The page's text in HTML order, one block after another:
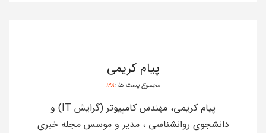
پیام کریمی
مجموع پست ها :128
پیام کریمی، مهندس کامپیوتر (گرایش IT) و
دانشجوی روانشناسی ، مدیر و موسس مجله خبری